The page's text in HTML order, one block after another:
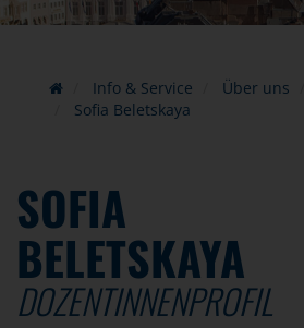
Info & Service Über uns
Sofia Beletskaya
SOFIA
BELETSKAYA
DOZENTINNENPROFIL